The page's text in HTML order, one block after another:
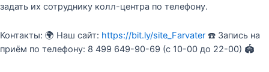
задать их сотруднику колл-центра по телефону.
Контакты: 🌍 Наш сайт: https://bit.ly/site_Farvater ☎️ Запись на
приём по телефону: 8 499 649-90-69 (c 10-00 до 22-00) 🏟